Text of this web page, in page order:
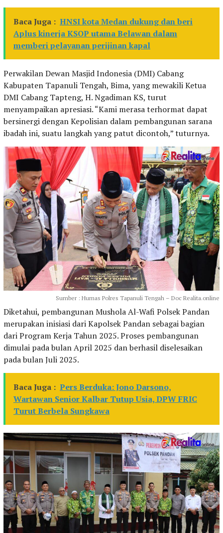
Baca Juga : HNSI kota Medan dukung dan beri
Aplus kinerja KSOP utama Belawan dalam
memberi pelayanan perijinan kapal
Perwakilan Dewan Masjid Indonesia (DMI) Cabang
Kabupaten Tapanuli Tengah, Bima, yang mewakili Ketua
DMI Cabang Tapteng, H. Ngadiman KS, turut
menyampaikan apresiasi. “Kami merasa terhormat dapat
bersinergi dengan Kepolisian dalam pembangunan sarana
ibadah ini, suatu langkah yang patut dicontoh,” tuturnya.
Sumber : Humas Polres Tapanuli Tengah – Doc Realita.online
Diketahui, pembangunan Mushola Al-Wafi Polsek Pandan
merupakan inisiasi dari Kapolsek Pandan sebagai bagian
dari Program Kerja Tahun 2025. Proses pembangunan
dimulai pada bulan April 2025 dan berhasil diselesaikan
pada bulan Juli 2025.
Baca Juga : Pers Berduka: Jono Darsono,
Wartawan Senior Kalbar Tutup Usia, DPW FRIC
Turut Berbela Sungkawa